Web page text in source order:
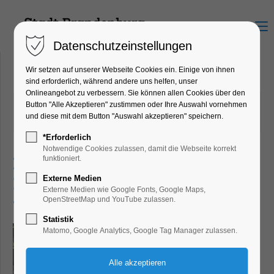
Menu
23.05.2025 13:25
von Dirk Forberger
(Kommentare: 0)
Neue Radweanderkarte für
Brandenburg an der Havel
und Umland
Datenschutzeinstellungen
Wir setzen auf unserer Webseite Cookies ein. Einige von ihnen
sind erforderlich, während andere uns helfen, unser
Onlineangebot zu verbessern. Sie können allen Cookies über den
Button "Alle Akzeptieren" zustimmen oder Ihre Auswahl vornehmen
und diese mit dem Button "Auswahl akzeptieren" speichern.
*Erforderlich
Notwendige Cookies zulassen, damit die Webseite korrekt
funktioniert.
Externe Medien
Externe Medien wie Google Fonts, Google Maps,
OpenStreetMap und YouTube zulassen.
Statistik
Matomo, Google Analytics, Google Tag Manager zulassen.